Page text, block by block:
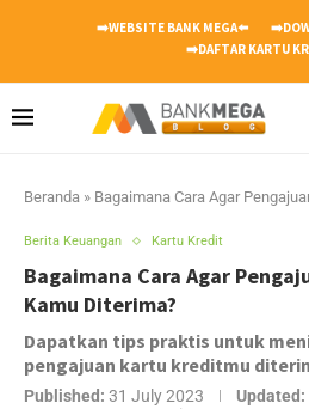
➡️WEBSITE BANK MEGA⬅️
➡️DAFTAR KARTU
Beranda » Bagaimana Cara Agar
Berita Keuangan Kartu Kredit
Bagaimana Cara Agar
Kamu Diterima?
Dapatkan tips praktis untuk
pengajuan kartu kreditmu
Published: 31 July 2023 Updated: